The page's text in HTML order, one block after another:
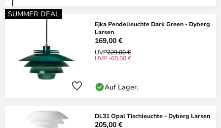
SUMMER DEAL
Ejka Pendelleuchte Dark Green - Dyberg
Larsen
169,00 €
UVP229,00 €
UVP -60,00 €
Auf Lager.
DL31 Opal Tischleuchte - Dyberg Larsen
205,00 €